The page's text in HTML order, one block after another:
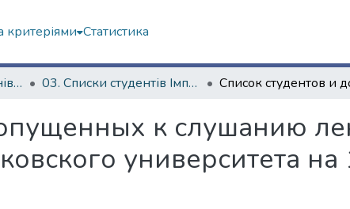
критеріями Статистика
Історія Харківського університету 03. Списки студентів Імператорського Харківського університету
к слушанию
университета